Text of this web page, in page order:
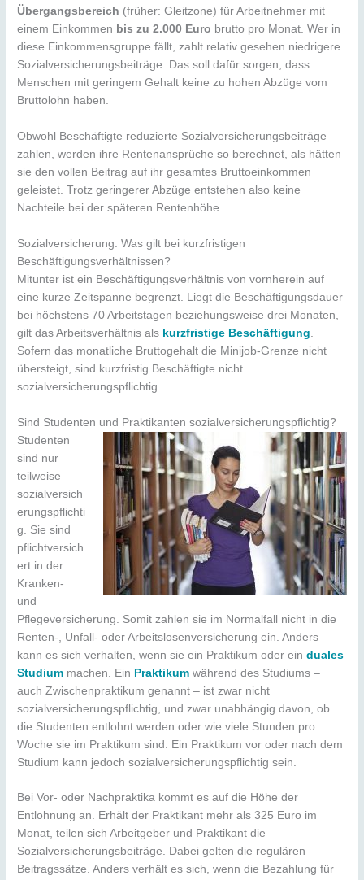
Übergangsbereich (früher: Gleitzone) für Arbeitnehmer mit
einem Einkommen bis zu 2.000 Euro brutto pro Monat. Wer in
diese Einkommensgruppe fällt, zahlt relativ gesehen niedrigere
Sozialversicherungsbeiträge. Das soll dafür sorgen, dass
Menschen mit geringem Gehalt keine zu hohen Abzüge vom
Bruttolohn haben.
Obwohl Beschäftigte reduzierte Sozialversicherungsbeiträge
zahlen, werden ihre Rentenansprüche so berechnet, als hätten
sie den vollen Beitrag auf ihr gesamtes Bruttoeinkommen
geleistet. Trotz geringerer Abzüge entstehen also keine
Nachteile bei der späteren Rentenhöhe.
Sozialversicherung: Was gilt bei kurzfristigen
Beschäftigungsverhältnissen?
Mitunter ist ein Beschäftigungsverhältnis von vornherein auf
eine kurze Zeitspanne begrenzt. Liegt die Beschäftigungsdauer
bei höchstens 70 Arbeitstagen beziehungsweise drei Monaten,
gilt das Arbeitsverhältnis als kurzfristige Beschäftigung
Sofern das monatliche Bruttogehalt die Minijob-Grenze nicht
übersteigt, sind kurzfristig Beschäftigte nicht
sozialversicherungspflichtig.
Sind Studenten und Praktikanten sozialversicherungspflichtig?
Studenten
sind nur
teilweise
sozialversich
erungspflichti
g. Sie sind
pflichtversich
ert in der
Kranken-
und
Pflegeversicherung. Somit zahlen sie im Normalfall nicht in die
Renten-, Unfall- oder Arbeitslosenversicherung ein. Anders
kann es sich verhalten, wenn sie ein Praktikum oder einduales
Studium machen. Ein Praktikum während des Studiums –
auch Zwischenpraktikum genannt – ist zwar nicht
sozialversicherungspflichtig, und zwar unabhängig davon, ob
die Studenten entlohnt werden oder wie viele Stunden pro
Woche sie im Praktikum sind. Ein Praktikum vor oder nach dem
Studium kann jedoch sozialversicherungspflichtig sein.
Bei Vor- oder Nachpraktika kommt es auf die Höhe der
Entlohnung an. Erhält der Praktikant mehr als 325 Euro im
Monat, teilen sich Arbeitgeber und Praktikant die
Sozialversicherungsbeiträge. Dabei gelten die regulären
Beitragssätze. Anders verhält es sich, wenn die Bezahlung für